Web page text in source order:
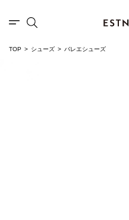
TOP シューズ バレエシューズ